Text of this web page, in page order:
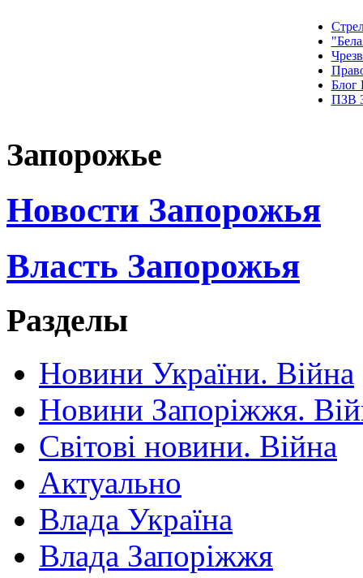
Блог
ПЗВ
Запорожье
Новости Запорожья
Власть Запорожья
Разделы
Новини України. Війна
Новини Запоріжжя.
Світові новини. Війна
Актуально
Влада Україна
Влада Запоріжжя